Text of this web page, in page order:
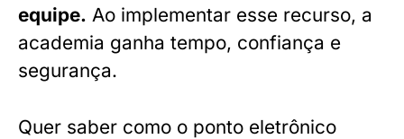
equipe. Ao implementar esse recurso, a
academia ganha tempo, confiança e
segurança.
Quer saber como o ponto eletrônico